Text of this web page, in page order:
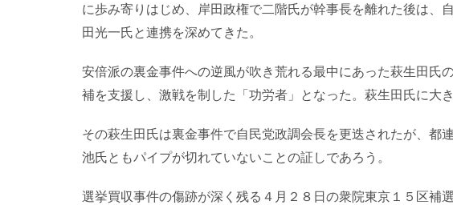
に歩み寄りはじめ、岸田政権で二階氏が幹事長を離れた後は、
田光一氏と連携を深めてきた。
安倍派の裏金事件への逆風が吹き荒れる最中にあった萩生田氏
補を支援し、激戦を制した「功労者」となった。萩生田氏に大
その萩生田氏は裏金事件で自民党政調会長を更迭されたが、都
池氏ともパイプが切れていないことの証しであろう。
選挙買収事件の傷跡が深く残る４月２８日の衆院東京１５区補